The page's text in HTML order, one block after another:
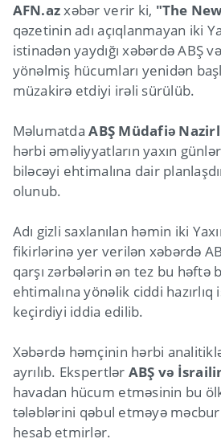
AFN.azxəbər verir ki, "The
qəzetinin adı açıqlanmayan iki
istinadən yaydığı xəbərdə ABŞ
yönəlmiş hücumları yenidən
müzakirə etdiyi irəli sürülüb.
MəlumatdaABŞ Müdafiə
hərbi əməliyyatların yaxın
biləcəyi ehtimalına dair
olunub.
Adı gizli saxlanılan həmin iki
fikirlərinə yer verilən xəbərdə
qarşı zərbələrin ən tez bu həftə
ehtimalına yönəlik ciddi hazırlıq
keçirdiyi iddia edilib.
Xəbərdə həmçinin hərbi
ayrılıb. Ekspertlər ABŞ və
havadan hücum etməsinin bu
tələblərini qəbul etməyə
hesab etmirlər.